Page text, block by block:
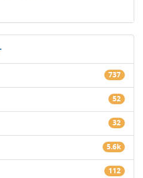
737
52
32
5.6k
112